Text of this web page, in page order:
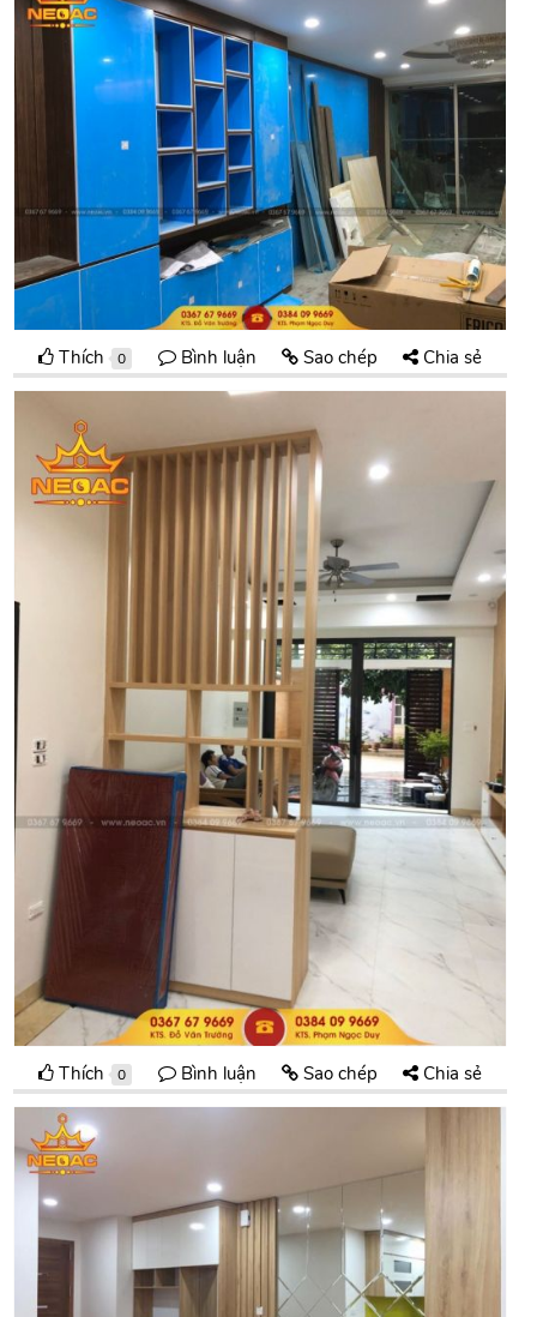
Thích 0 Bình luận Sao chép Chia sẻ
Thích 0 Bình luận Sao chép Chia sẻ